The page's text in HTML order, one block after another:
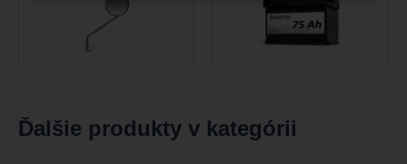
Ďalšie produkty v kategórii